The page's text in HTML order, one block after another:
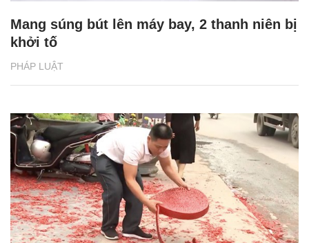
PHÁP LUẬT
Mang súng bút lên máy bay, 2 thanh niên bị
khởi tố